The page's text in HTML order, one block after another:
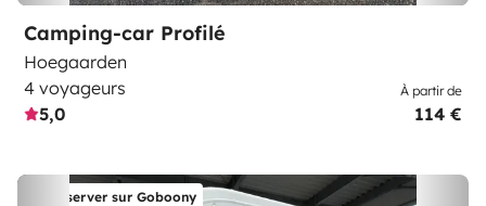
Camping-car Profilé
Hoegaarden
4 voyageurs
5,0
À partir de
114 €
Réserver sur Goboony